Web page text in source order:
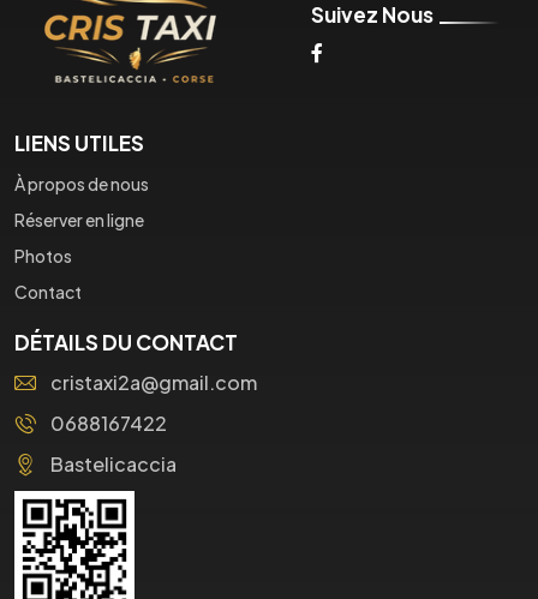
Suivez Nous
LIENS UTILES
À propos de nous
Réserver en ligne
Photos
Contact
DÉTAILS DU CONTACT
cristaxi2a@gmail.com
0688167422
Bastelicaccia